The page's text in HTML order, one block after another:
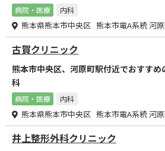
病院・医療 内科
熊本県熊本市中央区 熊本市電A系統 河
古賀クリニック
熊本市中央区、河原町駅付近でおすす
科
病院・医療 内科
熊本県熊本市中央区 熊本市電A系統 河
井上整形外科クリニック